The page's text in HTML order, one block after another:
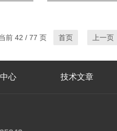
前 42 / 77 页 首页 上一页
心 技术文章